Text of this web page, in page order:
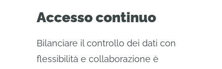
Accesso continuo
Bilanciare il controllo dei dati con
flessibilità e collaborazione è